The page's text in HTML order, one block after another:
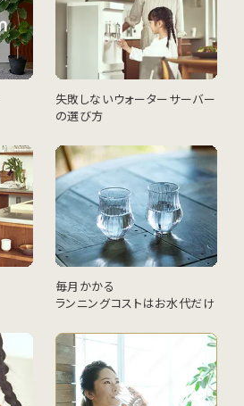
失敗しないウォーターサーバー
の選び方
毎月かかる
ランニングコストはお水代だけ